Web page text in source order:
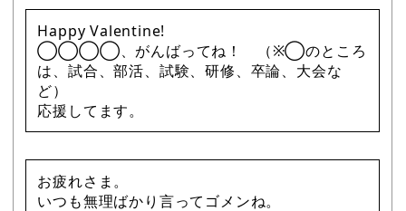
Happy Valentine!
◯◯◯◯、がんばってね！ （※◯のところ
は、試合、部活、試験、研修、卒論、大会な
ど）
応援してます。
お疲れさま。
いつも無理ばかり言ってゴメンね。